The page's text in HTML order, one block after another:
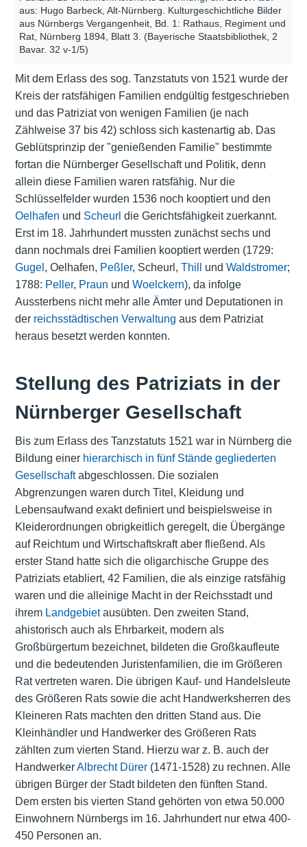
aus: Hugo Barbeck, Alt-Nürnberg. Kulturgeschichtliche Bilder
aus Nürnbergs Vergangenheit, Bd. 1: Rathaus, Regiment und
Rat, Nürnberg 1894, Blatt 3. (Bayerische Staatsbibliothek, 2
Bavar. 32 v-1/5)
Mit dem Erlass des sog. Tanzstatuts von 1521 wurde der
Kreis der ratsfähigen Familien endgültig festgeschrieben
und das Patriziat von wenigen Familien (je nach
Zählweise 37 bis 42) schloss sich kastenartig ab. Das
Geblütsprinzip der "genießenden Familie" bestimmte
fortan die Nürnberger Gesellschaft und Politik, denn
allein diese Familien waren ratsfähig. Nur die
Schlüsselfelder wurden 1536 noch kooptiert und den
Oelhafen und Scheurl die Gerichtsfähigkeit zuerkannt.
Erst im 18. Jahrhundert mussten zunächst sechs und
dann nochmals drei Familien kooptiert werden (1729:
Gugel , Oelhafen, Peßler, Scheurl, Thill und Waldstromer;
1788: Peller, Praun und Woelckern), da infolge
Aussterbens nicht mehr alle Ämter und Deputationen in
der reichsstädtischen Verwaltung aus dem Patriziat
heraus besetzt werden konnten.
Stellung des Patriziats in der
Nürnberger Gesellschaft
Bis zum Erlass des Tanzstatuts 1521 war in Nürnberg die
Bildung einer hierarchisch in fünf Stände gegliederten
Gesellschaftabgeschlossen. Die sozialen
Abgrenzungen waren durch Titel, Kleidung und
Lebensaufwand exakt definiert und beispielsweise in
Kleiderordnungen obrigkeitlich geregelt, die Übergänge
auf Reichtum und Wirtschaftskraft aber fließend. Als
erster Stand hatte sich die oligarchische Gruppe des
Patriziats etabliert, 42 Familien, die als einzige ratsfähig
waren und die alleinige Macht in der Reichsstadt und
ihrem Landgebietausübten. Den zweiten Stand,
ahistorisch auch als Ehrbarkeit, modern als
Großbürgertum bezeichnet, bildeten die Großkaufleute
und die bedeutenden Juristenfamilien, die im Größeren
Rat vertreten waren. Die übrigen Kauf- und Handelsleute
des Größeren Rats sowie die acht Handwerksherren des
Kleineren Rats machten den dritten Stand aus. Die
Kleinhändler und Handwerker des Größeren Rats
zählten zum vierten Stand. Hierzu war z. B. auch der
HandwerkerAlbrecht Dürer(1471-1528) zu rechnen. Alle
übrigen Bürger der Stadt bildeten den fünften Stand.
Dem ersten bis vierten Stand gehörten von etwa 50.000
Einwohnern Nürnbergs im 16. Jahrhundert nur etwa 400-
450 Personen an.